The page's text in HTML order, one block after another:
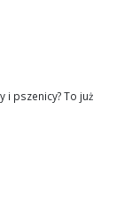
i pszenicy? To już